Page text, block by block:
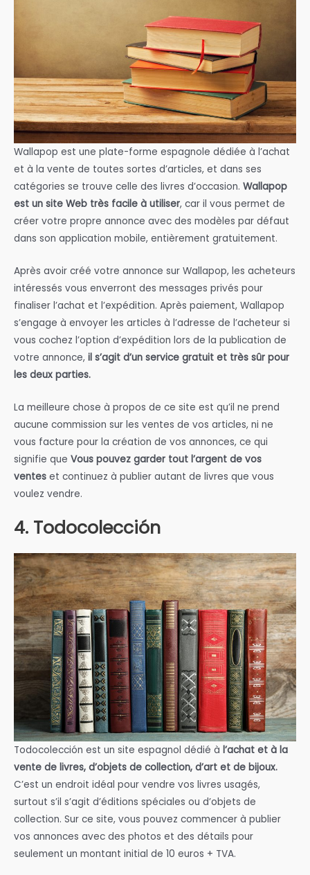
Wallapop est une plate-forme espagnole dédiée à l’achat
et à la vente de toutes sortes d’articles, et dans ses
catégories se trouve celle des livres d’occasion. Wallapop
est un site Web très facile à utiliser, car il vous permet de
créer votre propre annonce avec des modèles par défaut
dans son application mobile, entièrement gratuitement.
Après avoir créé votre annonce sur Wallapop, les acheteurs
intéressés vous enverront des messages privés pour
finaliser l’achat et l’expédition. Après paiement, Wallapop
s’engage à envoyer les articles à l’adresse de l’acheteur si
vous cochez l’option d’expédition lors de la publication de
votre annonce, il s’agit d’un service gratuit et très sûr pour
les deux parties.
La meilleure chose à propos de ce site est qu’il ne prend
aucune commission sur les ventes de vos articles, ni ne
vous facture pour la création de vos annonces, ce qui
signifie que Vous pouvez garder tout l’argent de vos
ventes et continuez à publier autant de livres que vous
voulez vendre.
4. Todocolección
Todocolección est un site espagnol dédié à l’achat et à la
vente de livres, d’objets de collection, d’art et de bijoux.
C’est un endroit idéal pour vendre vos livres usagés,
surtout s’il s’agit d’éditions spéciales ou d’objets de
collection. Sur ce site, vous pouvez commencer à publier
vos annonces avec des photos et des détails pour
seulement un montant initial de 10 euros + TVA.